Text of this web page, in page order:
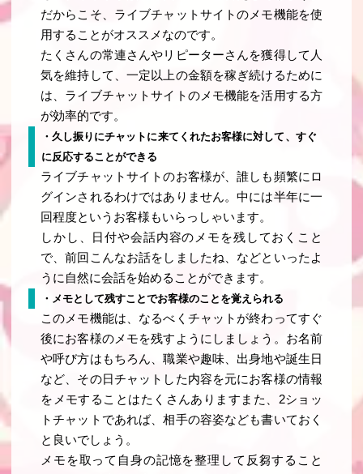
だからこそ、ライブチャットサイトのメモ機能を使
用することがオススメなのです。
たくさんの常連さんやリピーターさんを獲得して人
気を維持して、一定以上の金額を稼ぎ続けるために
は、ライブチャットサイトのメモ機能を活用する方
が効率的です。
・久し振りにチャットに来てくれたお客様に対して、すぐ
に反応することができる
ライブチャットサイトのお客様が、誰しも頻繁にロ
グインされるわけではありません。中には半年に一
回程度というお客様もいらっしゃいます。
しかし、日付や会話内容のメモを残しておくこと
で、前回こんなお話をしましたね、などといったよ
うに自然に会話を始めることができます。
・メモとして残すことでお客様のことを覚えられる
このメモ機能は、なるべくチャットが終わってすぐ
後にお客様のメモを残すようにしましょう。お名前
や呼び方はもちろん、職業や趣味、出身地や誕生日
など、その日チャットした内容を元にお客様の情報
をメモすることはたくさんありますまた、2ショッ
トチャットであれば、相手の容姿なども書いておく
と良いでしょう。
メモを取って自身の記憶を整理して反芻すること